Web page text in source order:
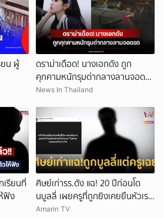
ยน ผู้
ดราม่าเดือด! นางเอกดัง ถูก
คุกคามหนักรุมด่ากลางลานจอดรถ
(ข่าวต่างประเทศ)
News In Thailand
รียนที่
ฟัง
ศิษย์เก่ารร.ดัง แฉ! 20 ปีก่อนโด
นบูลลี่ เผยครูที่ถูกยิงเคยยืนหัวเราะ
ใส่
Amarin TV